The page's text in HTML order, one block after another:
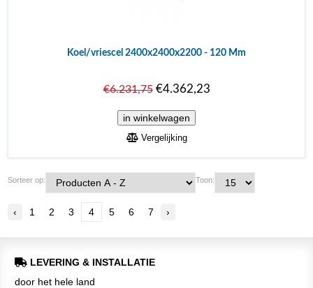
Koel/vriescel 2400x2400x2200 - 120 Mm
€6.231,75€4.362,23
Vergelijking
Sorteer op: Toon:
‹ 1 2 3 4 5 6 7 ›
LEVERING & INSTALLATIE
door het hele land